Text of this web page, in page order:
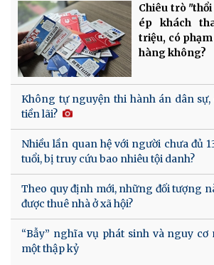
Chiêu trò
ép khách
triệu, có
hàng không?
Không tự nguyện thi hành án dân
tiền lãi?
Nhiều lần quan hệ với người chưa đủ
tuổi, bị truy cứu bao nhiêu tội danh?
Theo quy định mới, những đối tượng
được thuê nhà ở xã hội?
“Bẫy” nghĩa vụ phát sinh và nguy cơ
một thập kỷ